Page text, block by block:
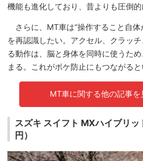
機能も進化しており、昔よりも圧倒的
さらに、MT車は“操作すること自体
を再認識したい。アクセル、クラッ
る動作は、脳と身体を同時に使うた
まる。これがボケ防止にもつながると
MT車に関する他の記事を
スズキ スイフト MXハイブリ
円）